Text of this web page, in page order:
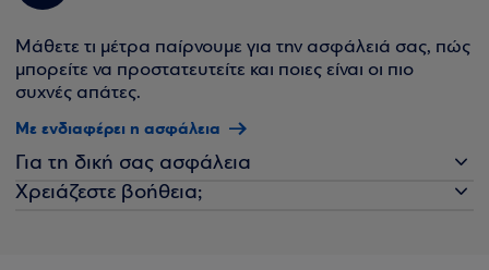
Μάθετε τι μέτρα παίρνουμε για την ασφάλειά σας, πώς
μπορείτε να προστατευτείτε και ποιες είναι οι πιο
συχνές απάτες.
Με ενδιαφέρει η ασφάλεια
Για τη δική σας ασφάλεια
Χρειάζεστε βοήθεια;